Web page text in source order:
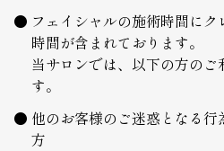
フェイシャルの施術時間に
時間が含まれております。
当サロンでは、以下の方のご
す。
他のお客様のご迷惑となる
方